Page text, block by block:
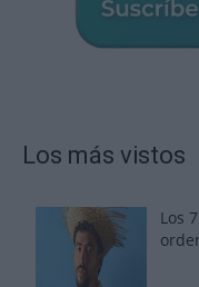
Los más vistos
Los